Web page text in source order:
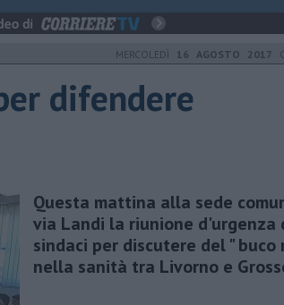
MERCOLEDÌ 16 AGOSTO 2017
difendere
Questa mattina alla sede
via Landi la riunione d'urgenza
sindaci per discutere del " buco
nella sanità tra Livorno e